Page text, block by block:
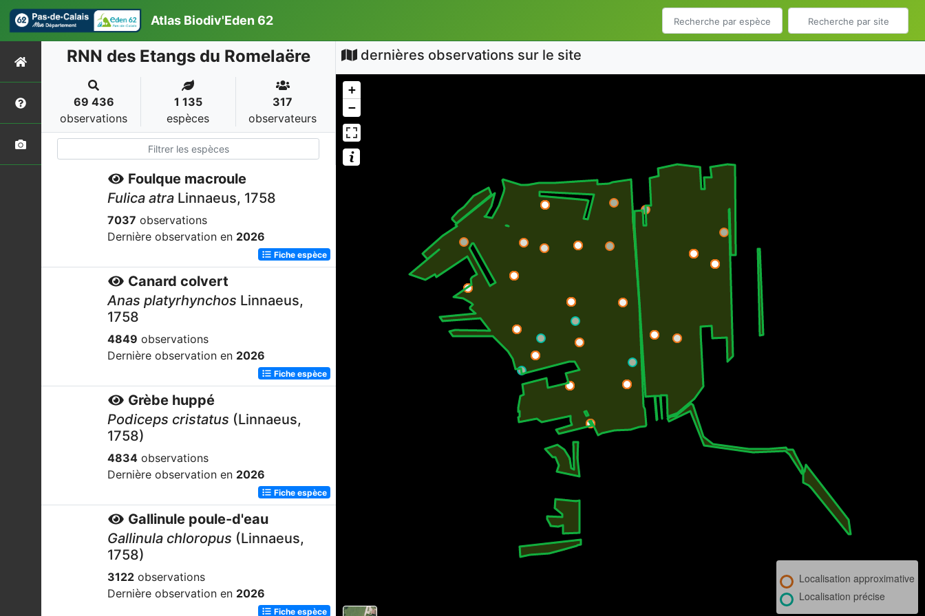
Atlas Biodiv'Eden 62
RNN des Etangs du Romelaëre
69 436
observations
1 135
espèces
317
observateurs
Foulque macroule
Fulica atra Linnaeus, 1758
7037 observations
Dernière observation en 2026
Fiche espèce
Canard colvert
Anas platyrhynchos Linnaeus,
1758
4849 observations
Dernière observation en 2026
Fiche espèce
Grèbe huppé
Podiceps cristatus (Linnaeus,
1758)
4834 observations
Dernière observation en 2026
Fiche espèce
Gallinule poule-d'eau
Gallinula chloropus (Linnaeus,
1758)
3122 observations
Dernière observation en 2026
Fiche espèce
dernières observations sur le site
+
−
Localisation approximative
Localisation précise